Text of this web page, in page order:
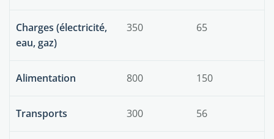
Charges (électricité,
eau, gaz)
350 65
Alimentation 800 150
Transports 300 56